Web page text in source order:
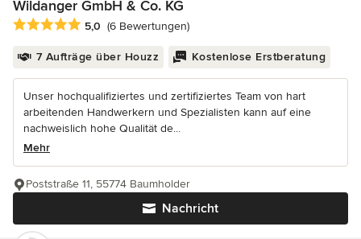
Wildanger GmbH & Co. KG
Durchschnittliche Bewertung: 5 von 5 Sternen
5,0 (6 Bewertungen)
7 Aufträge über Houzz Kostenlose Erstberatung
Unser hochqualifiziertes und zertifiziertes Team von hart
arbeitenden Handwerkern und Spezialisten kann auf eine
nachweislich hohe Qualität de...
Mehr
Nachricht
Poststraße 11, 55774 Baumholder